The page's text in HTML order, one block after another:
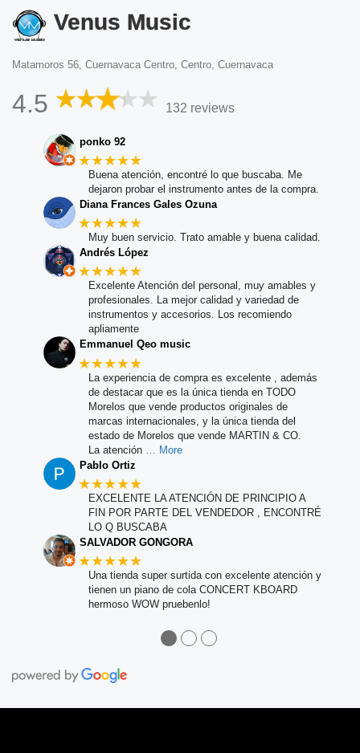
Venus Music
Matamoros 56, Cuernavaca Centro, Centro, Cuernavaca
4.5 132 reviews
ponko 92
★★★★★
Buena atención, encontré lo que buscaba. Me
dejaron probar el instrumento antes de la compra.
Diana Frances Gales Ozuna
★★★★★
Muy buen servicio. Trato amable y buena calidad.
Andrés López
★★★★★
Excelente Atención del personal, muy amables y
profesionales. La mejor calidad y variedad de
instrumentos y accesorios. Los recomiendo
apliamente
Emmanuel Qeo music
★★★★★
La experiencia de compra es excelente , además
de destacar que es la única tienda en TODO
Morelos que vende productos originales de
marcas internacionales, y la única tienda del
estado de Morelos que vende MARTIN & CO.
La atención
… More
Pablo Ortiz
★★★★★
EXCELENTE LA ATENCIÓN DE PRINCIPIO A
FIN POR PARTE DEL VENDEDOR , ENCONTRÉ
LO Q BUSCABA
SALVADOR GONGORA
★★★★★
Una tienda super surtida con excelente atención y
tienen un piano de cola CONCERT KBOARD
hermoso WOW pruebenlo!
●●●